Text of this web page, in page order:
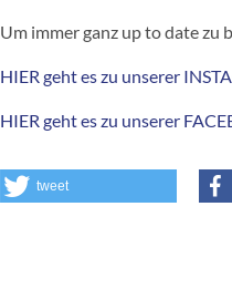
Um immer ganz up to date zu
HIER geht es zu unserer
HIER geht es zu unserer
tweet